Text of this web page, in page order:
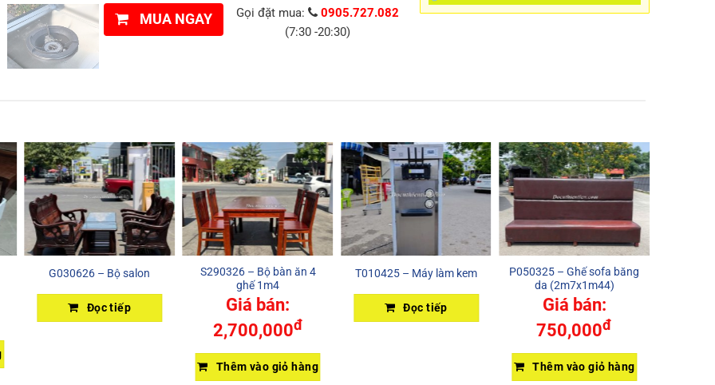
MUA NGAY Gọi đặt mua:
0905.727.082
(7:30 -20:30)
G030626 – Bộ salon
Đọc tiếp
S290326 – Bộ bàn ăn 4
ghế 1m4
Giá bán:
2,700,000đ
Thêm vào giỏ hàng
T010425 – Máy làm kem
Đọc tiếp
P050325 – Ghế sofa băng
da (2m7x1m44)
Giá bán:
750,000đ
Thêm vào giỏ hàng